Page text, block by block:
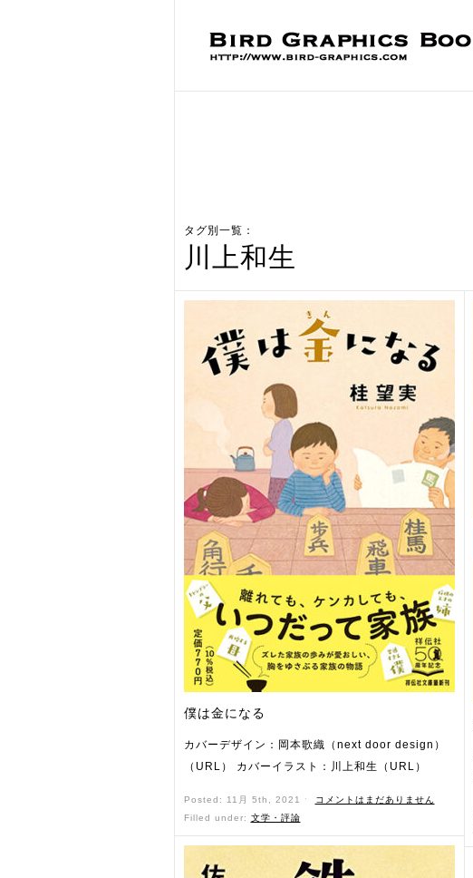
タグ別一覧：
川上和生
僕は金になる
カバーデザイン：岡本歌織（next door design）
（URL） カバーイラスト：川上和生（URL）
Posted: 11月 5th, 2021 ˑ
コメントはまだありません
Filled under: 文学・評論